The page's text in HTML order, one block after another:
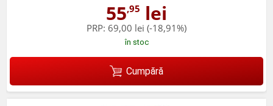
55,95 lei
PRP: 69,00 lei (-18,91%)
în stoc
Cumpără